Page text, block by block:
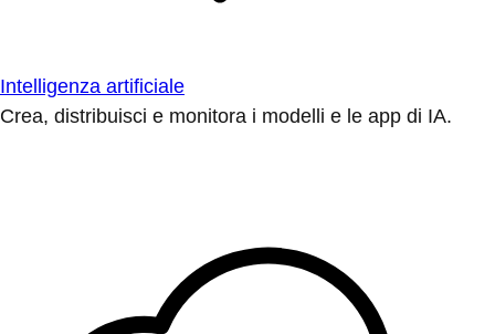
Intelligenza artificiale
Crea, distribuisci e monitora i modelli e le app di IA.